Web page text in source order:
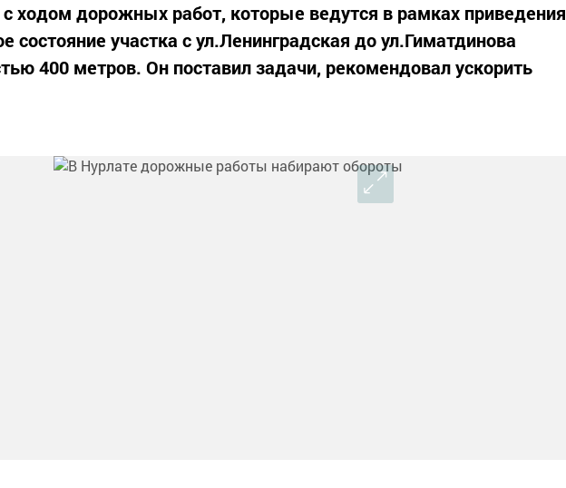
ходом дорожных работ, которые ведутся в рамках приведения
состояние участка с ул.Ленинградская до ул.Гиматдинова
400 метров. Он поставил задачи, рекомендовал ускорить